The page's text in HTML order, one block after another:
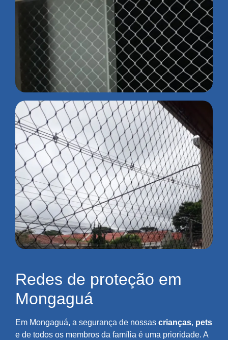
Redes de proteção em
Mongaguá
Em Mongaguá, a segurança de nossas crianças, pets
e de todos os membros da família é uma prioridade. A